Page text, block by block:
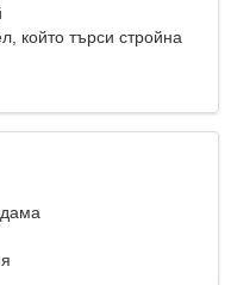
който търси стройна